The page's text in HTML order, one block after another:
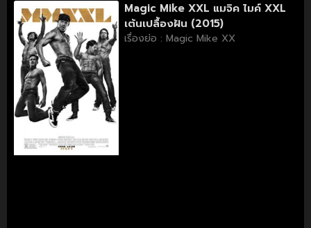
Magic Mike XXL แมจิค ไมค์ XXL
เต้นเปลื้องฝัน (2015)
เรื่องย่อ : Magic Mike XX